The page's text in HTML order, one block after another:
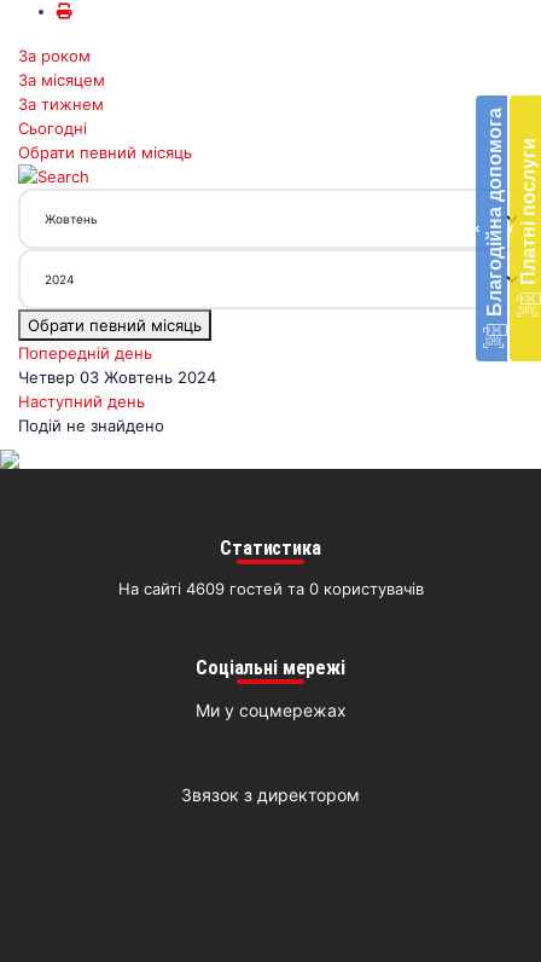
‹ Благодійна допомогав
‹ Платні послуги
За роком
За місяцем
За тижнем
Сьогодні
Обрати певний місяць
Обрати певний місяць
Попередній день
Четвер 03 Жовтень 2024
Наступний день
Подій не знайдено
Статистика
На сайті 4609 гостей та 0 користувачів
Соціальні мережі
Ми у соцмережах
Звязок з директором